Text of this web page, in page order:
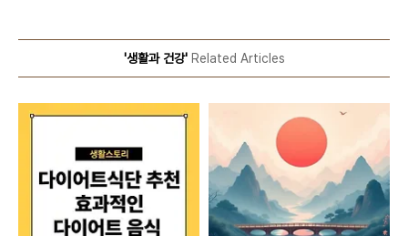
'생활과 건강'Related Articles